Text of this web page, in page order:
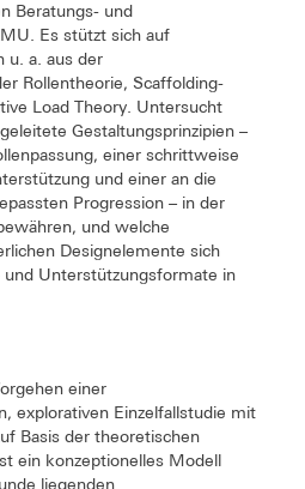
Beratungs- und
Es stützt sich auf
u. a. aus der
Rollentheorie, Scaffolding-
Load Theory. Untersucht
Gestaltungsprinzipien –
einer schrittweise
und einer an die
Progression – in der
und welche
Designelemente sich
und Unterstützungsformate in
einer
explorativen Einzelfallstudie mit
Basis der theoretischen
ein konzeptionelles Modell
liegenden